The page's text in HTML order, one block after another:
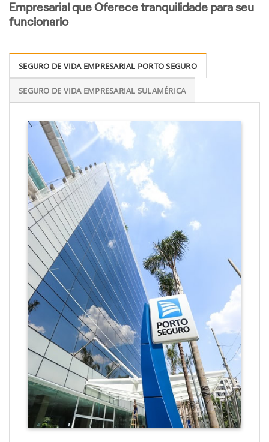
Empresarial que Oferece tranquilidade para seu
funcionario
SEGURO DE VIDA EMPRESARIAL PORTO SEGURO
SEGURO DE VIDA EMPRESARIAL SULAMÉRICA